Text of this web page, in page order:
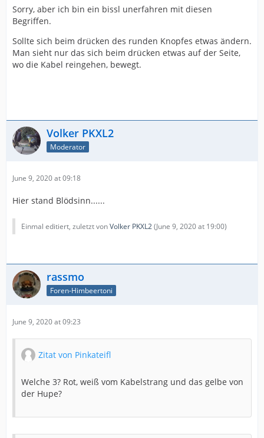
Sorry, aber ich bin ein bissl unerfahren mit diesen
Begriffen.
Sollte sich beim drücken des runden Knopfes etwas ändern.
Man sieht nur das sich beim drücken etwas auf der Seite,
wo die Kabel reingehen, bewegt.
Volker PKXL2
Moderator
June 9, 2020 at 09:18
Hier stand Blödsinn......
Einmal editiert, zuletzt vonVolker PKXL2(June 9, 2020 at 19:00)
rassmo
Foren-Himbeertoni
June 9, 2020 at 09:23
Zitat von Pinkateifl
Welche 3? Rot, weiß vom Kabelstrang und das gelbe von
der Hupe?